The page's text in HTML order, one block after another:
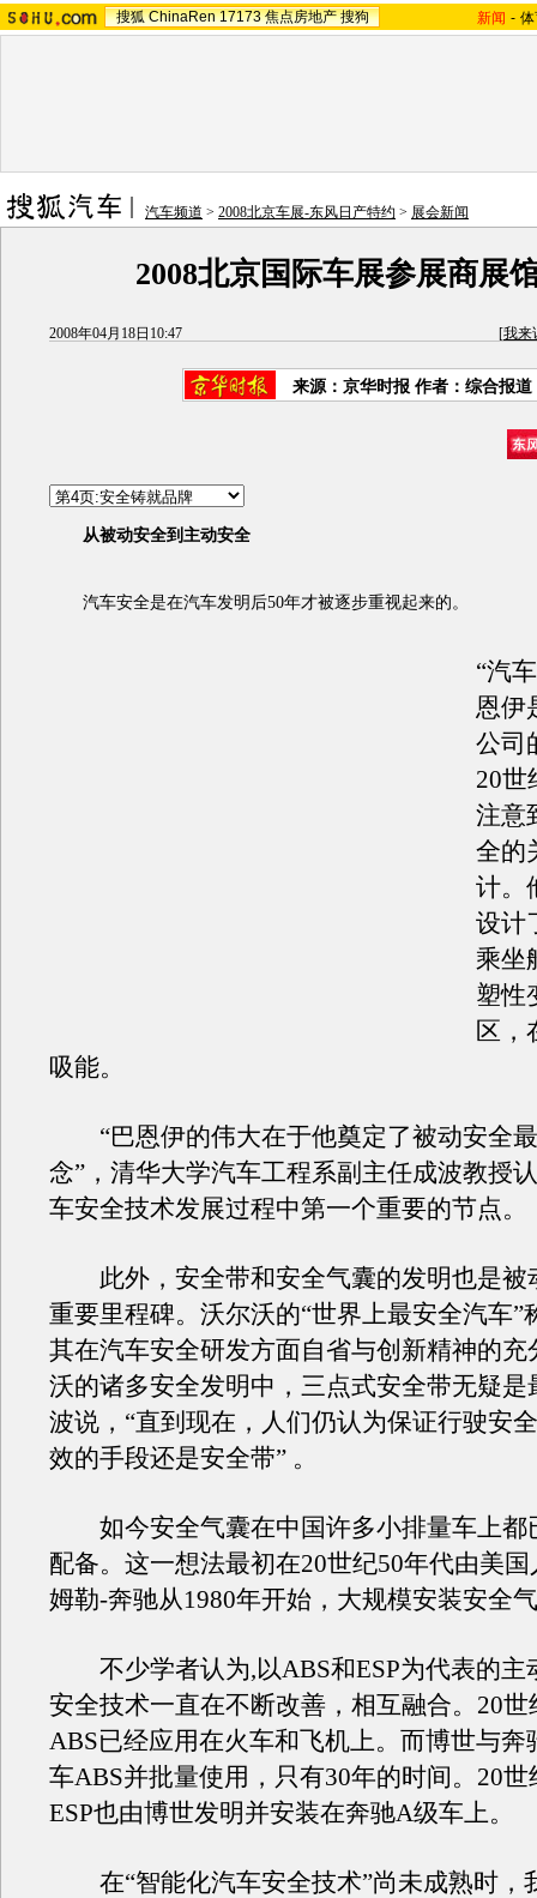
搜狐 ChinaRen 17173 焦点房地产 搜狗 新闻 -
汽车频道 > 2008北京车展-东风日产特约 > 展会新闻
2008北京国际车展参展商展
2008年04月18日10:47 [我来
来源：京华时报 作者：综合报道
从被动安全到主动安全
汽车安全是在汽车发明后50年才被逐步重视起来的。
“汽
恩伊
公司
20世
注意
全的
计。
设计
乘坐
塑性
区，
吸能。
“巴恩伊的伟大在于他奠定了被动安全
念”，清华大学汽车工程系副主任成波教授
车安全技术发展过程中第一个重要的节点。
此外，安全带和安全气囊的发明也是被
重要里程碑。沃尔沃的“世界上最安全汽车”
其在汽车安全研发方面自省与创新精神的充
沃的诸多安全发明中，三点式安全带无疑是
波说，“直到现在，人们仍认为保证行驶安
效的手段还是安全带” 。
如今安全气囊在中国许多小排量车上都
配备。这一想法最初在20世纪50年代由美
姆勒-奔驰从1980年开始，大规模安装安全
不少学者认为,以ABS和ESP为代表的主
安全技术一直在不断改善，相互融合。20世
ABS已经应用在火车和飞机上。而博世与奔
车ABS并批量使用，只有30年的时间。20世
ESP也由博世发明并安装在奔驰A级车上。
在“智能化汽车安全技术”尚未成熟时，